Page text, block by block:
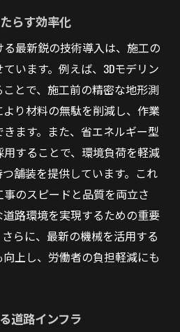
らす効率化
最新鋭の技術導入は、施工の
います。例えば、3Dモデリン
とで、施工前の精密な地形測
り材料の無駄を削減し、作業
ます。また、省エネルギー型
することで、環境負荷を軽減
舗装を提供しています。これ
のスピードと品質を両立さ
路環境を実現するための重要
らに、最新の機械を活用する
上し、労働者の負担軽減にも
道路インフラ